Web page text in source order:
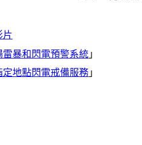
片
雷暴和閃電預警系統 」
定地點閃電戒備服務 」